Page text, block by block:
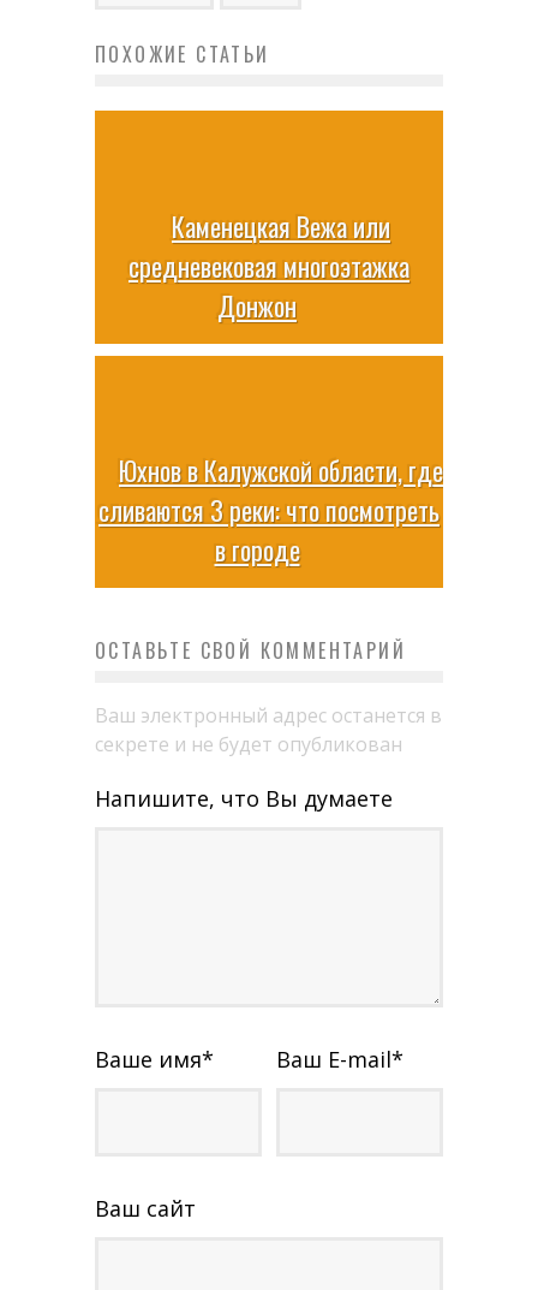
ПОХОЖИЕ СТАТЬИ
Каменецкая Вежа или
средневековая многоэтажка
Донжон
Юхнов в Калужской области, где
сливаются 3 реки: что посмотреть
в городе
ОСТАВЬТЕ СВОЙ КОММЕНТАРИЙ
Ваш электронный адрес останется в
секрете и не будет опубликован
Напишите, что Вы думаете
Ваше имя* Ваш E-mail*
Ваш сайт